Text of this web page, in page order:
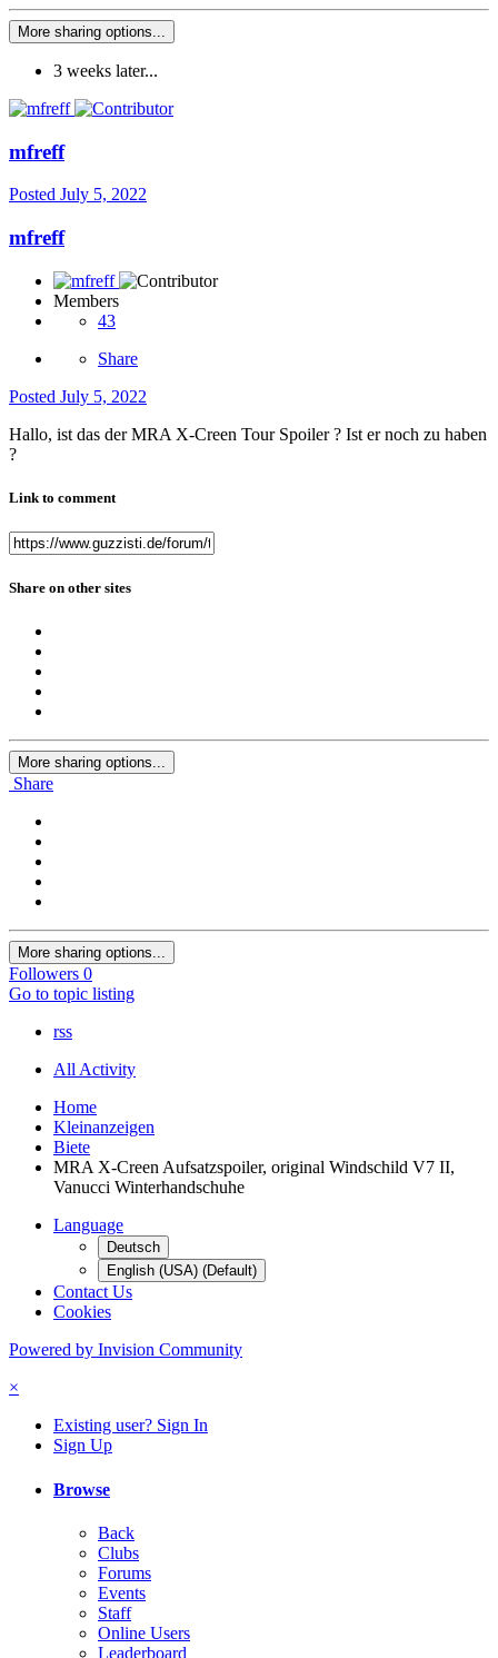
More sharing options...
3 weeks later...
mfreff
Posted July 5, 2022
mfreff
Members
43
Share
Posted July 5, 2022
Hallo, ist das der MRA X-Creen Tour Spoiler ? Ist er noch zu haben
?
Link to comment
Share on other sites
More sharing options...
Share
More sharing options...
Followers 0
Go to topic listing
rss
All Activity
Home
Kleinanzeigen
Biete
MRA X-Creen Aufsatzspoiler, original Windschild V7 II,
Vanucci Winterhandschuhe
Language
Deutsch
English (USA) (Default)
Contact Us
Cookies
Powered by Invision Community
×
Existing user? Sign In
Sign Up
Browse
Back
Clubs
Forums
Events
Staff
Online Users
Leaderboard